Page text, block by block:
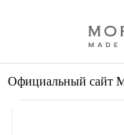
Официальный сайт